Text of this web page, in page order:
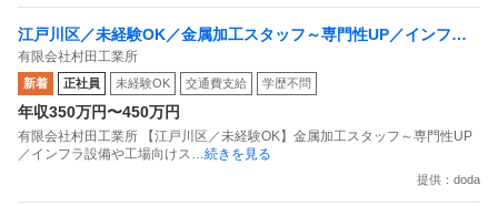
江戸川区／未経験OK／金属加工スタッフ～専門性UP／インフラ
設備や工場向けスクリューコンベア製造
有限会社村田工業所
新着 正社員 未経験OK 交通費支給 学歴不問
年収350万円〜450万円
有限会社村田工業所 【江戸川区／未経験OK】金属加工スタッフ～専門性UP
／インフラ設備や工場向けス…続きを見る
提供：doda